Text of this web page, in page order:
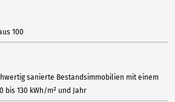
100
sanierte Bestandsimmobilien mit einem
bis 130 kWh/m² und Jahr